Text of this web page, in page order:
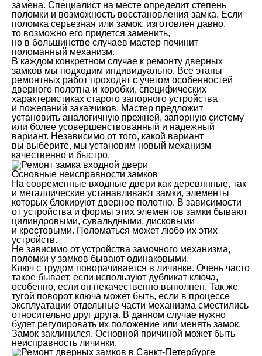
замена. Специалист на месте определит степень
поломки и возможность восстановления замка. Если
поломка серьезная или замок, изготовлен давно,
то возможно его придется заменить,
но в большинстве случаев мастер починит
поломанный механизм.
В каждом конкретном случае к ремонту дверных
замков мы подходим индивидуально. Все этапы
ремонтных работ проходят с учетом особенностей
дверного полотна и коробки, специфических
характеристиках старого запорного устройства
и пожеланий заказчиков. Мастер предложит
установить аналогичную прежней, запорную систему
или более усовершенствованный и надежный
вариант. Независимо от того, какой вариант
вы выберите, мы установим новый механизм
качественно и быстро.
Основные неисправности замков
На современные входные двери как деревянные, так
и металлические устанавливают замки, элементы
которых блокируют дверное полотно. В зависимости
от устройства и формы этих элементов замки бывают
цилиндровыми, сувальдными, дисковыми
и крестовыми. Поломаться может любо их этих
устройств.
Не зависимо от устройства замочного механизма,
поломки у замков бывают одинаковыми.
Ключ с трудом поворачивается в личинке. Очень часто
такое бывает, если используют дубликат ключа,
особенно, если он некачественно выполнен. Так же
тугой поворот ключа может быть, если в процессе
эксплуатации отдельные части механизма сместились
относительно друг друга. В данном случае нужно
будет регулировать их положение или менять замок.
Замок заклинился. Основной причиной может быть
неисправность личинки.